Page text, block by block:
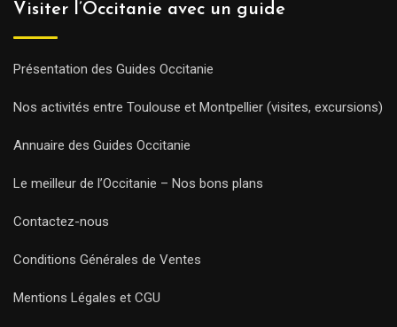
Visiter l’Occitanie avec un guide
Présentation des Guides Occitanie
Nos activités entre Toulouse et Montpellier (visites, excursions)
Annuaire des Guides Occitanie
Le meilleur de l’Occitanie – Nos bons plans
Contactez-nous
Conditions Générales de Ventes
Mentions Légales et CGU